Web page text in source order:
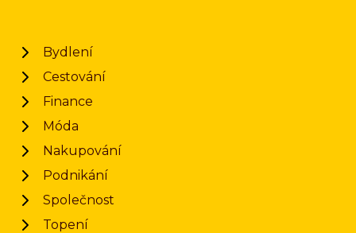
Bydlení
Cestování
Finance
Móda
Nakupování
Podnikání
Společnost
Topení